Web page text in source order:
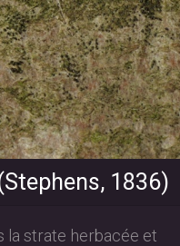
1836)
la strate herbacée et